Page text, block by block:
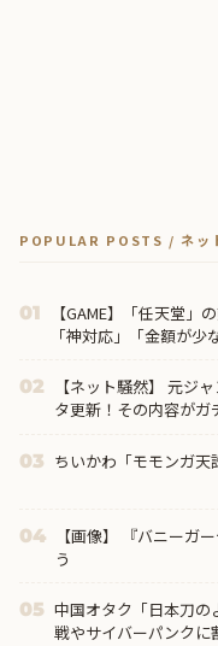
POPULAR POSTS / ネッ
01
【GAME】「任天堂」
「神対応」「金額が少
02
【ネット騒然】 元ジ
タ更新！その内容が
03 ちいかわ「モモンガ天
04
【画像】 『バニーガ
う
05 中国オタク「日本刀
戦やサイバーパンクに